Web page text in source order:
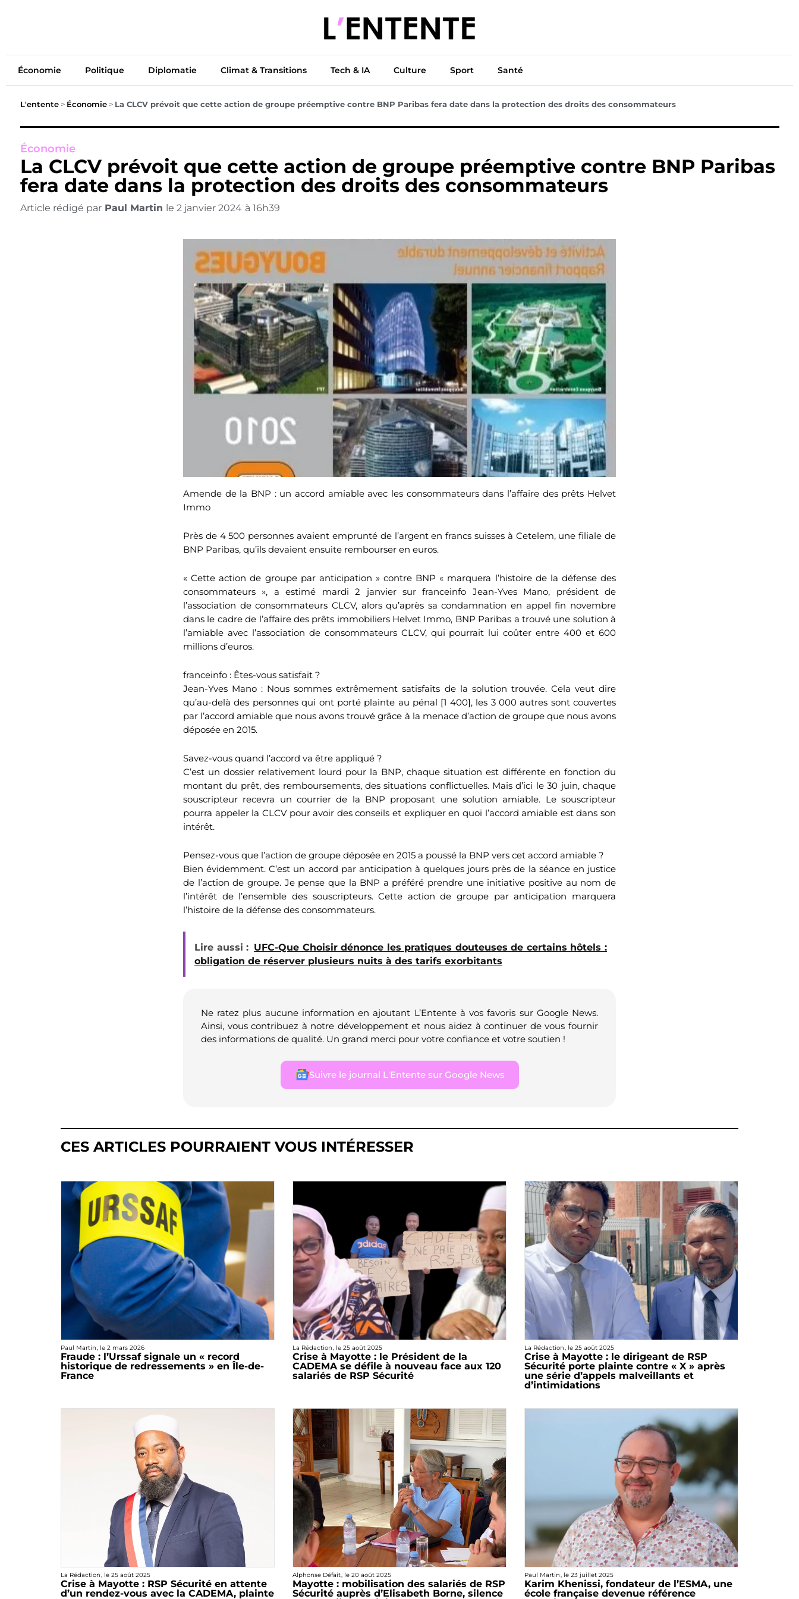
Diplomatie Climat & Transitions Tech & IA
Économie Politique Diplomatie Climat & Transitions Tech & IA Culture Sport Santé
L'entente> Économie> La CLCV prévoit que cette action de groupe préemptive contre BNP Paribas fera date dans la protection des droits des consommateurs
Économie
La CLCV prévoit que cette action de groupe préemptive contre BNP Paribas
fera date dans la protection des droits des consommateurs
Article rédigé par Paul Martin le 2 janvier 2024 à 16h39
Amende de la BNP : un accord amiable avec les consommateurs dans l’affaire des prêts Helvet
Immo
Près de 4 500 personnes avaient emprunté de l’argent en francs suisses à Cetelem, une filiale de
BNP Paribas, qu’ils devaient ensuite rembourser en euros.
« Cette action de groupe par anticipation » contre BNP « marquera l’histoire de la défense des
consommateurs », a estimé mardi 2 janvier sur franceinfo Jean-Yves Mano, président de
l’association de consommateurs CLCV, alors qu’après sa condamnation en appel fin novembre
dans le cadre de l’affaire des prêts immobiliers Helvet Immo, BNP Paribas a trouvé une solution à
l’amiable avec l’association de consommateurs CLCV, qui pourrait lui coûter entre 400 et 600
millions d’euros.
franceinfo : Êtes-vous satisfait ?
Jean-Yves Mano : Nous sommes extrêmement satisfaits de la solution trouvée. Cela veut dire
qu’au-delà des personnes qui ont porté plainte au pénal [1 400], les 3 000 autres sont couvertes
par l’accord amiable que nous avons trouvé grâce à la menace d’action de groupe que nous avons
déposée en 2015.
Savez-vous quand l’accord va être appliqué ?
C’est un dossier relativement lourd pour la BNP, chaque situation est différente en fonction du
montant du prêt, des remboursements, des situations conflictuelles. Mais d’ici le 30 juin, chaque
souscripteur recevra un courrier de la BNP proposant une solution amiable. Le souscripteur
pourra appeler la CLCV pour avoir des conseils et expliquer en quoi l’accord amiable est dans son
intérêt.
Pensez-vous que l’action de groupe déposée en 2015 a poussé la BNP vers cet accord amiable ?
Bien évidemment. C’est un accord par anticipation à quelques jours près de la séance en justice
de l’action de groupe. Je pense que la BNP a préféré prendre une initiative positive au nom de
l’intérêt de l’ensemble des souscripteurs. Cette action de groupe par anticipation marquera
l’histoire de la défense des consommateurs.
Lire aussi : UFC-Que Choisir dénonce les pratiques douteuses de certains hôtels :
obligation de réserver plusieurs nuits à des tarifs exorbitants
Ne ratez plus aucune information en ajoutant L’Entente à vos favoris sur Google News.
Ainsi, vous contribuez à notre développement et nous aidez à continuer de vous fournir
des informations de qualité. Un grand merci pour votre confiance et votre soutien !
Suivre le journal L'Entente sur Google News
CES ARTICLES POURRAIENT VOUS INTÉRESSER
Paul Martin, le 2 mars 2026
Fraude : l’Urssaf signale un « record
historique de redressements » en Île-de-
France
La Rédaction, le 25 août 2025
Crise à Mayotte : le Président de la
CADEMA se défile à nouveau face aux 120
salariés de RSP Sécurité
La Rédaction, le 25 août 2025
Crise à Mayotte : le dirigeant de RSP
Sécurité porte plainte contre « X » après
une série d’appels malveillants et
d’intimidations
La Rédaction, le 25 août 2025
Crise à Mayotte : RSP Sécurité en attente
d’un rendez-vous avec la CADEMA, plainte
Alphonse Défait, le 20 août 2025
Mayotte : mobilisation des salariés de RSP
Sécurité auprès d’Elisabeth Borne, silence
Paul Martin, le 23 juillet 2025
Karim Khenissi, fondateur de l’ESMA, une
école française devenue référence